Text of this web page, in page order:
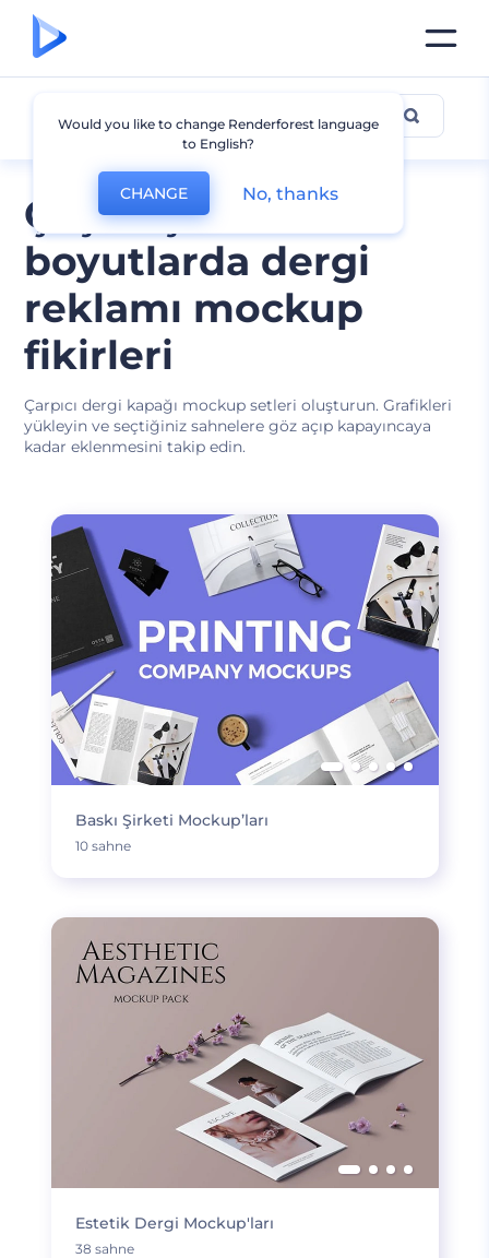
Çeşitli şekil ve
boyutlarda dergi
reklamı mockup
fikirleri
Çarpıcı dergi kapağı mockup setleri oluşturun. Grafikleri
yükleyin ve seçtiğiniz sahnelere göz açıp kapayıncaya
kadar eklenmesini takip edin.
Dergi Mockup
Baskı Şirketi Mockup’ları
10 sahne
Estetik Dergi Mockup'ları
38 sahne
Would you like to change Renderforest language
to English?
CHANGE No, thanks